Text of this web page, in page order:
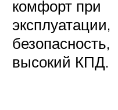
комфорт при
эксплуатации,
безопасность,
высокий КПД.